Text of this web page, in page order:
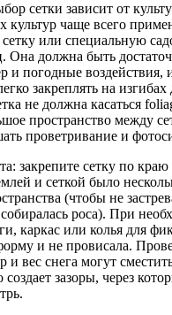
сетки зависит от
культур чаще всего
или специальную
Она должна быть
и погодные воздействия,
закреплять на
не должна касаться
пространство между
проветривание и
закрепите сетку по
и сеткой было
(чтобы не
роса). При
каркас или колья для
и не провисала.
и вес снега могут
создает зазоры, через